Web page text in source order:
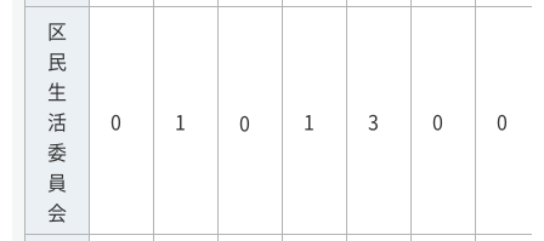
区
民
生
活
委
員
会
0 1 0 1 3 0 0